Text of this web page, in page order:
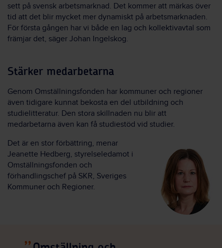
sett på svensk arbetsmarknad. Det kommer att märkas över
tid att det blir mycket mer dynamiskt på arbetsmarknaden.
För första gången har vi både en lag och kollektivavtal som
främjar det, säger Johan Ingelskog.
Stärker medarbetarna
Genom Omställningsfonden har kommuner och regioner
även tidigare kunnat bekosta en del utbildning och
studielitteratur. Den stora skillnaden nu blir att
medarbetarna även kan få studiestöd vid studier.
Det är en stor förbättring, menar
Jeanette Hedberg, styrelseledamot i
Omställningsfonden och
förhandlingschef på SKR, Sveriges
Kommuner och Regioner.